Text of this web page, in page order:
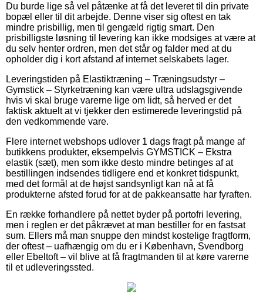
Du burde lige så vel påtænke at få det leveret til din private
bopæl eller til dit arbejde. Denne viser sig oftest en tak
mindre prisbillig, men til gengæld rigtig smart. Den
prisbilligste løsning til levering kan ikke modsiges at være at
du selv henter ordren, men det står og falder med at du
opholder dig i kort afstand af internet selskabets lager.
Leveringstiden på Elastiktræning – Træningsudstyr –
Gymstick – Styrketræning kan være ultra udslagsgivende
hvis vi skal bruge varerne lige om lidt, så herved er det
faktisk aktuelt at vi tjekker den estimerede leveringstid på
den vedkommende vare.
Flere internet webshops udlover 1 dags fragt på mange af
butikkens produkter, eksempelvis GYMSTICK – Ekstra
elastik (sæt), men som ikke desto mindre betinges af at
bestillingen indsendes tidligere end et konkret tidspunkt,
med det formål at de højst sandsynligt kan nå at få
produkterne afsted forud for at de pakkeansatte har fyraften.
En række forhandlere på nettet byder på portofri levering,
men i reglen er det påkrævet at man bestiller for en fastsat
sum. Ellers må man snuppe den mindst kostelige fragtform,
der oftest – uafhængig om du er i København, Svendborg
eller Ebeltoft – vil blive at få fragtmanden til at køre varerne
til et udleveringssted.